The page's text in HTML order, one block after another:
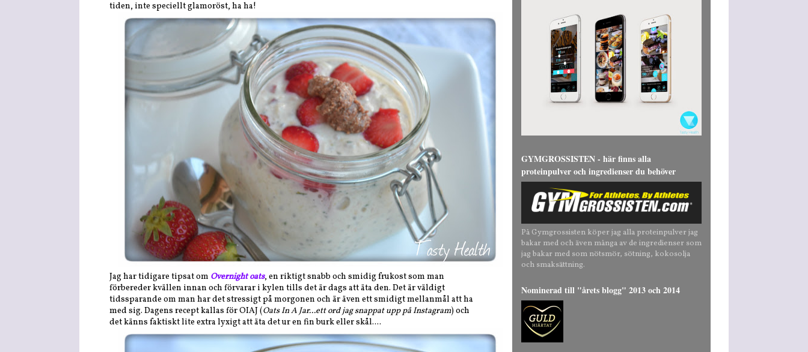
tiden, inte speciellt glamoröst, ha ha!
Jag har tidigare tipsat om Overnight oats, en riktigt snabb och smidig frukost som man
förbereder kvällen innan och förvarar i kylen tills det är dags att äta den. Det är väldigt
tidssparande om man har det stressigt på morgonen och är även ett smidigt mellanmål att ha
med sig. Dagens recept kallas för OIAJ (Oats In A Jar...ett ord jag snappat upp på Instagram) och
det känns faktiskt lite extra lyxigt att äta det ur en fin burk eller skål....
GYMGROSSISTEN - här finns alla
proteinpulver och ingredienser du behöver
På Gymgrossisten köper jag alla proteinpulver jag
bakar med och även många av de ingredienser som
jag bakar med som nötsmör, sötning, kokosolja
och smaksättning.
Nominerad till "årets blogg" 2013 och 2014